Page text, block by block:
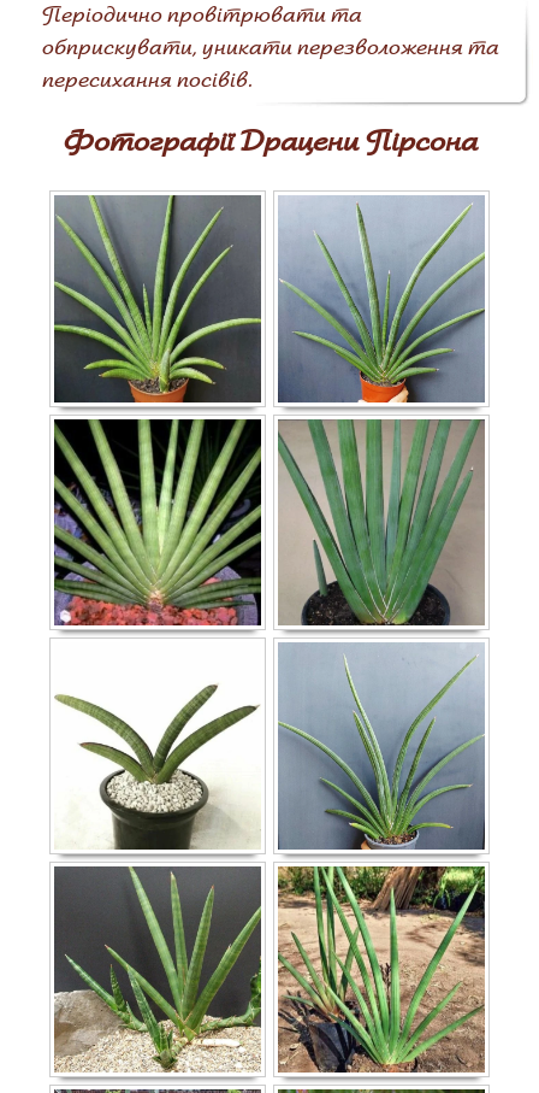
Періодично провітрювати та
обприскувати, уникати перезволоження та
пересихання посівів.
Фотографії Драцени Пірсона